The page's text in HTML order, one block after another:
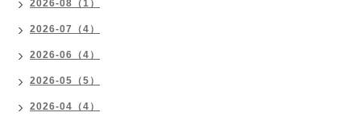
2026-08（1）
2026-07（4）
2026-06（4）
2026-05（5）
2026-04（4）